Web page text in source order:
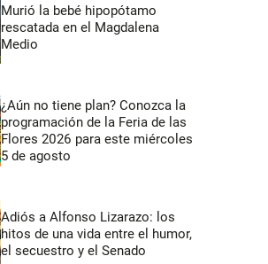
Murió la bebé hipopótamo
rescatada en el Magdalena
Medio
¿Aún no tiene plan? Conozca la
programación de la Feria de las
Flores 2026 para este miércoles
5 de agosto
Adiós a Alfonso Lizarazo: los
hitos de una vida entre el humor,
el secuestro y el Senado